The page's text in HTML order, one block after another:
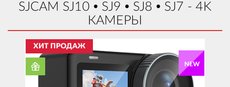
SJCAM SJ10 • SJ9 • SJ8 • SJ7 - 4K
КАМЕРЫ
ХИТ ПРОДАЖ